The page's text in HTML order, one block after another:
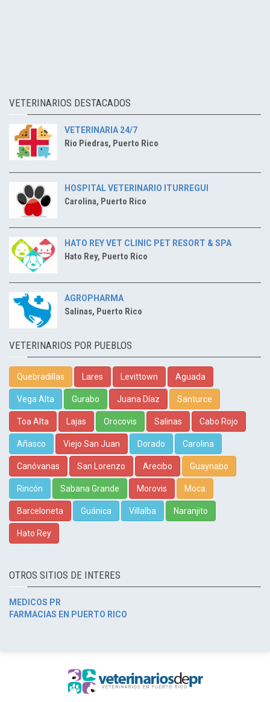
VETERINARIOS DESTACADOS
VETERINARIA 24/7
Rio Piedras, Puerto Rico
HOSPITAL VETERINARIO ITURREGUI
Carolina, Puerto Rico
HATO REY VET CLINIC PET RESORT & SPA
Hato Rey, Puerto Rico
AGROPHARMA
Salinas, Puerto Rico
VETERINARIOS POR PUEBLOS
Quebradillas Lares Levittown Aguada
Vega Alta Gurabo Juana Díaz Santurce
Toa Alta Lajas Orocovis Salinas Cabo Rojo
Añasco Viejo San Juan Dorado Carolina
Canóvanas San Lorenzo Arecibo Guaynabo
Rincón Sabana Grande Morovis Moca
Barceloneta Guánica Villalba Naranjito
Hato Rey
OTROS SITIOS DE INTERES
MEDICOS PR
FARMACIAS EN PUERTO RICO